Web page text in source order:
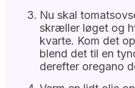
Nu skal
skræller løget og
kvarte. Kom det
blend det til en
derefter oregano